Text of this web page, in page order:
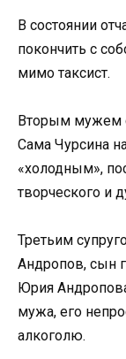
В состоянии
покончить с
мимо таксист.
Вторым мужем
Сама Чурсина
«холодным»,
творческого и
Третьим
Андропов, сын
Юрия
мужа, его
алкоголю.